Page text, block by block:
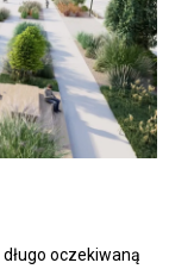
oczekiwaną